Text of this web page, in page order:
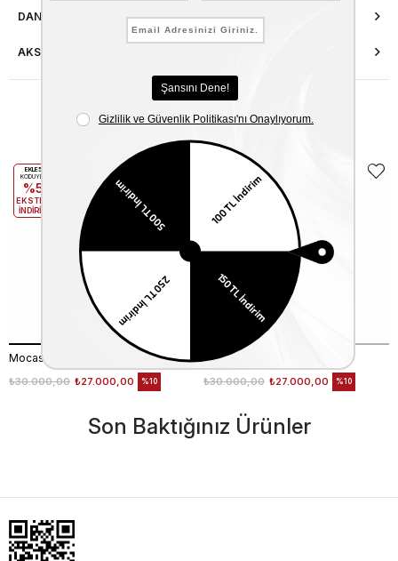
DANIŞMA HATTI
AKSESUAR ONARIMI
Benzer Ürünler
Mocassini Erkek Tekstil Siyah Deri Mont
₺27.000,00
₺30.000,00 %10
EKLE5
KODUYLA
%5
EKSTRA
İNDİRİM
Mocassini Erkek Deri Mont
₺27.000,00
₺30.000,00 %10
EKSTRA
İNDİRİM
Son Baktığınız Ürünler